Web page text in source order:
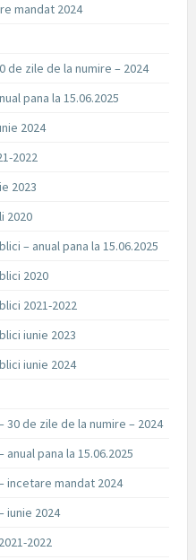
mandat 2024
de zile de la numire – 2024
pana la 15.06.2025
2024
2022
2023
2020
– anual pana la 15.06.2025
2020
2021-2022
iunie 2023
iunie 2024
de zile de la numire – 2024
pana la 15.06.2025
incetare mandat 2024
iunie 2024
2022